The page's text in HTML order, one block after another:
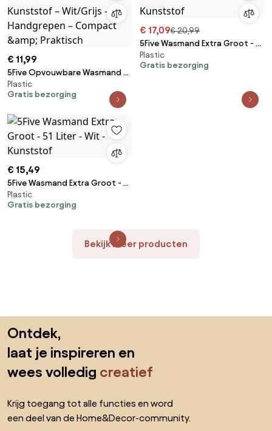
€ 11,99
5Five Opvouwbare Wasmand –
21L – Kunststof – Wit/Grijs –
Handgrepen – Compact &amp;
Plastic
Gratis bezorging
€ 17,09€ 20,99
5Five Wasmand Extra Groot - 51
Liter - Antraciet - Kunststof
Plastic
Gratis bezorging
€ 15,49
5Five Wasmand Extra Groot - 51
Liter - Wit - Kunststof
Plastic
Gratis bezorging
Bekijk meer producten
Ontdek,
laat je inspireren en
wees volledig creatief
Krijg toegang tot alle functies en word
een deel van de Home&Decor-community.